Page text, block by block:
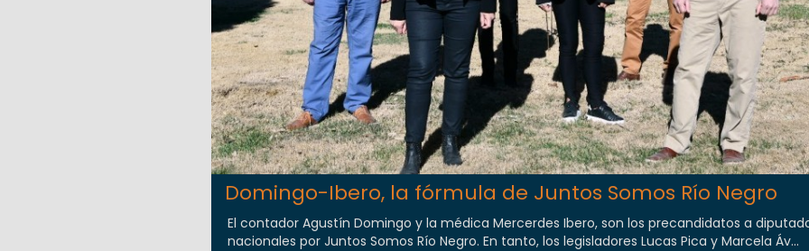
Domingo-Ibero, la fórmula de Juntos Somos Río Negro
El contador Agustín Domingo y la médica Mercerdes Ibero, son los precandidatos a
nacionales por Juntos Somos Río Negro. En tanto, los legisladores Lucas Pica y Marcela Áv...